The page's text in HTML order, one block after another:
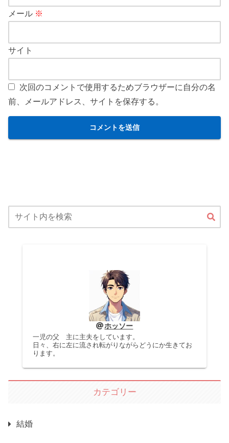
メール ※
サイト
次回のコメントで使用するためブラウザーに自分の名
前、メールアドレス、サイトを保存する。
ホッソー
一児の父 主に主夫をしています。
日々、右に左に流され転がりながらどうにか生きてお
ります。
カテゴリー
結婚